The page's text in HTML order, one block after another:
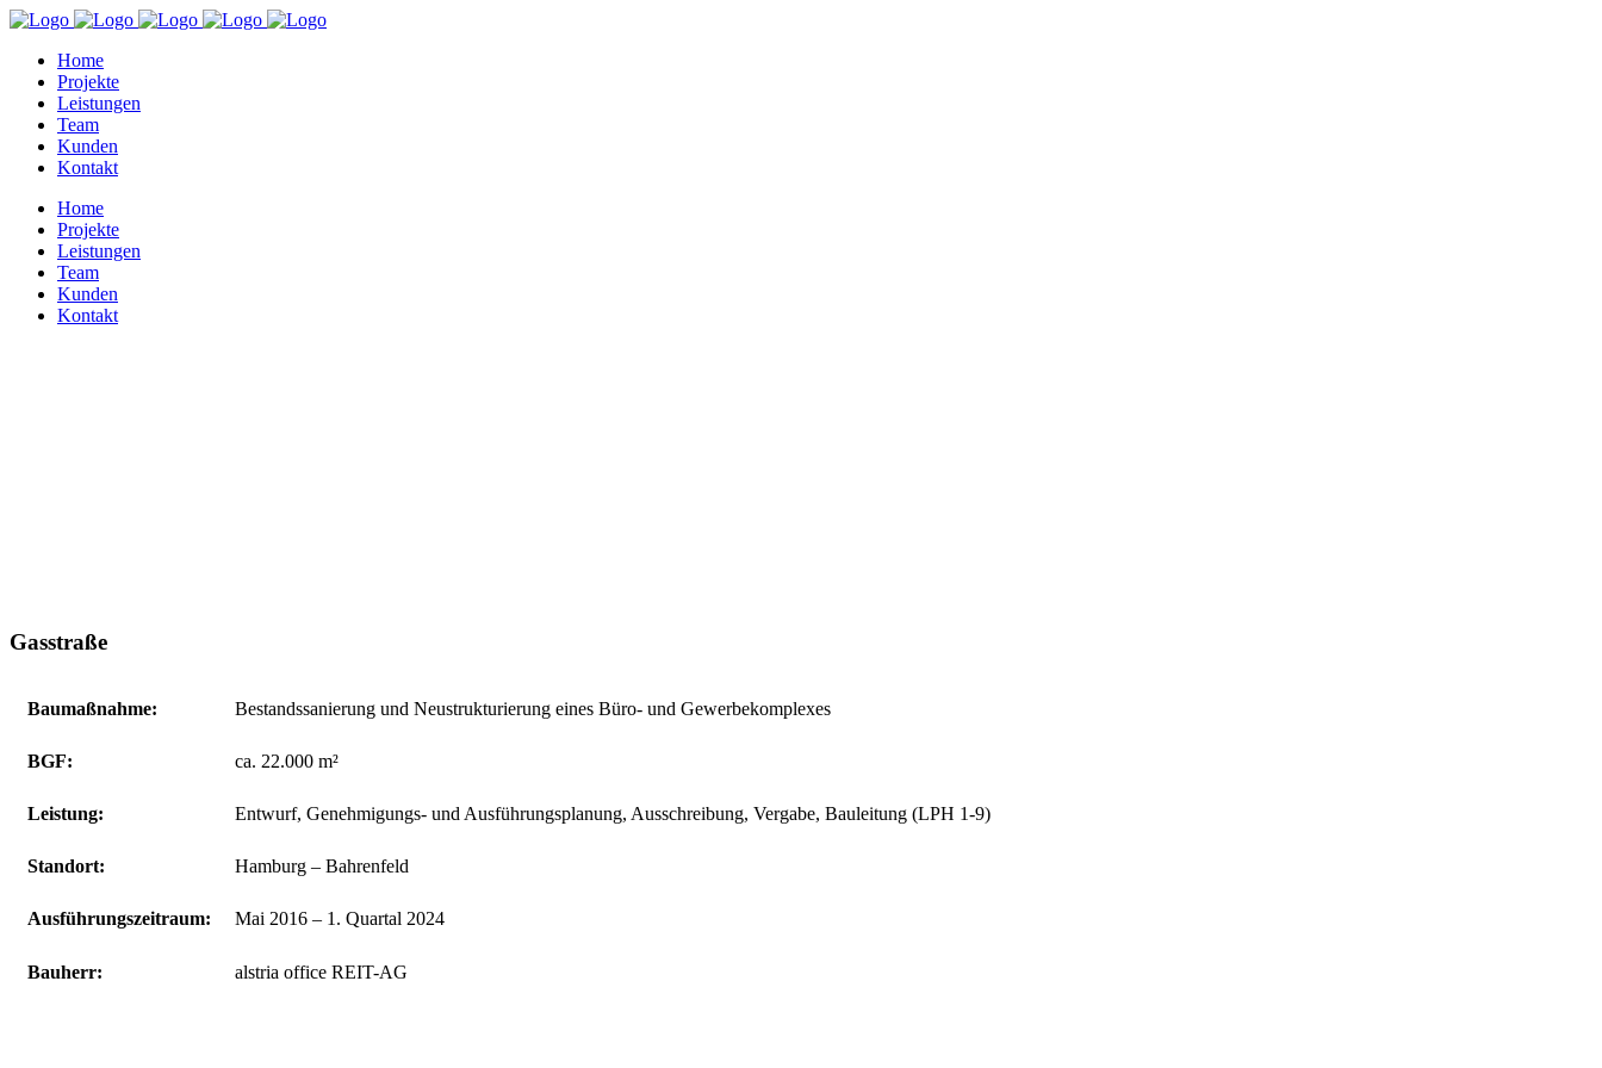
Home
Projekte
Leistungen
Team
Kunden
Kontakt
Home
Projekte
Leistungen
Team
Kunden
Kontakt
Gasstraße
Bau­maßnahme: Bestandssanierung und Neustrukturierung eines Büro- und Gewerbekomplexes
BGF: ca. 22.000 m²
Leistung: Entwurf, Genehmigungs- und Ausführungsplanung, Ausschreibung, Vergabe, Bauleitung (LPH 1-9)
Standort: Hamburg – Bahrenfeld
Ausführungs­zeitraum: Mai 2016 – 1. Quartal 2024
Bauherr: alstria office REIT-AG